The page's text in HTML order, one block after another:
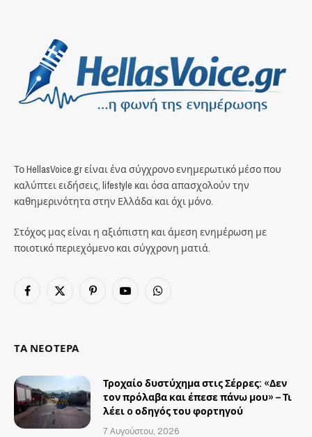
Το HellasVoice.gr είναι ένα σύγχρονο ενημερωτικό μέσο που
καλύπτει ειδήσεις, lifestyle και όσα απασχολούν την
καθημερινότητα στην Ελλάδα και όχι μόνο.
Στόχος μας είναι η αξιόπιστη και άμεση ενημέρωση με
ποιοτικό περιεχόμενο και σύγχρονη ματιά.
Facebook
X
PinterestYouTubeWhatsApp
ΤΑ ΝΕΟΤΕΡΑ
Τροχαίο δυστύχημα στις Σέρρες: «Δεν
τον πρόλαβα και έπεσε πάνω μου» – Τι
λέει o οδηγός του φορτηγού
7 Αυγούστου, 2026